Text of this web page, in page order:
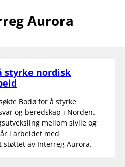
Aurora
styrke nordisk
Bodø for å styrke
og beredskap i Norden.
mellom sivile og
i arbeidet med
av Interreg Aurora.